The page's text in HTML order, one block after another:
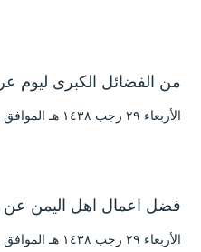
من الفضائل الكبرى ليوم
الأربعاء ۲۹ رجب ۱٤۳۸ هـ الموافق ۲٦ أبريل ۲۰۱۷ مـ |
فضل اعمال اهل اليمن عن
الأربعاء ۲۹ رجب ۱٤۳۸ هـ الموافق ۲٦ أبريل ۲۰۱۷ مـ |